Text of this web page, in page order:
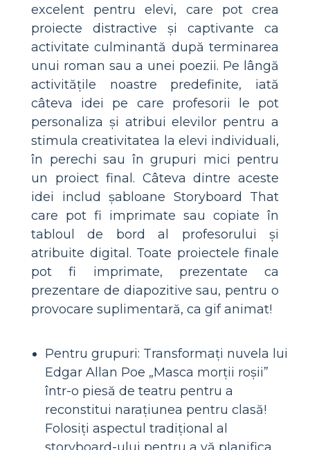
excelent pentru elevi, care pot crea
proiecte distractive și captivante ca
activitate culminantă după terminarea
unui roman sau a unei poezii. Pe lângă
activitățile noastre predefinite, iată
câteva idei pe care profesorii le pot
personaliza și atribui elevilor pentru a
stimula creativitatea la elevi individuali,
în perechi sau în grupuri mici pentru
un proiect final. Câteva dintre aceste
idei includ șabloane Storyboard That
care pot fi imprimate sau copiate în
tabloul de bord al profesorului și
atribuite digital. Toate proiectele finale
pot fi imprimate, prezentate ca
prezentare de diapozitive sau, pentru o
provocare suplimentară, ca gif animat!
Pentru grupuri: Transformați nuvela lui
Edgar Allan Poe „Masca morții roșii”
într-o piesă de teatru pentru a
reconstitui narațiunea pentru clasă!
Folosiți aspectul tradițional al